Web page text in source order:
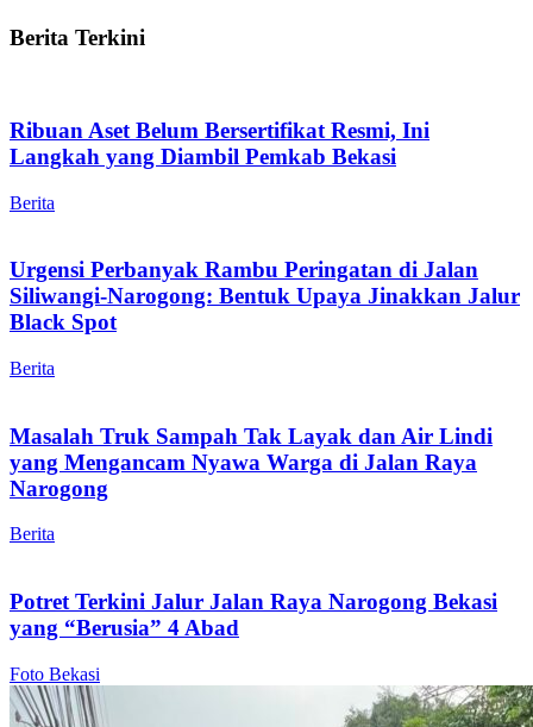
Berita Terkini
Ribuan Aset Belum Bersertifikat Resmi, Ini
Langkah yang Diambil Pemkab Bekasi
Berita
Urgensi Perbanyak Rambu Peringatan di Jalan
Siliwangi-Narogong: Bentuk Upaya Jinakkan Jalur
Black Spot
Berita
Masalah Truk Sampah Tak Layak dan Air Lindi
yang Mengancam Nyawa Warga di Jalan Raya
Narogong
Berita
Potret Terkini Jalur Jalan Raya Narogong Bekasi
yang “Berusia” 4 Abad
Foto Bekasi